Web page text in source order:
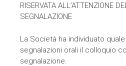
RISERVATA ALL’ATTENZIONE
SEGNALAZIONE
La Società ha individuato
segnalazioni orali il colloquio
segnalazione.